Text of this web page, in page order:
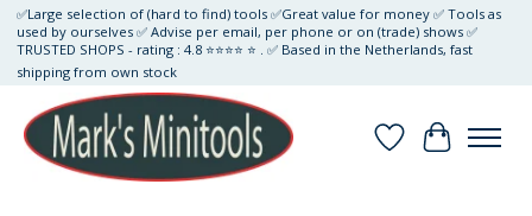
✅Large selection of (hard to find) tools ✅Great value for money ✅ Tools as
used by ourselves ✅ Advise per email, per phone or on (trade) shows ✅
TRUSTED SHOPS - rating : 4.8 ⭐⭐⭐⭐ ⭐ . ✅ Based in the Netherlands, fast
shipping from own stock
Wunschzettel
Ihr